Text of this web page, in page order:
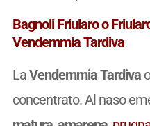
Bagnoli Friularo o
Vendemmia Tardiva
LaVendemmia Tardiva
concentrato. Al naso